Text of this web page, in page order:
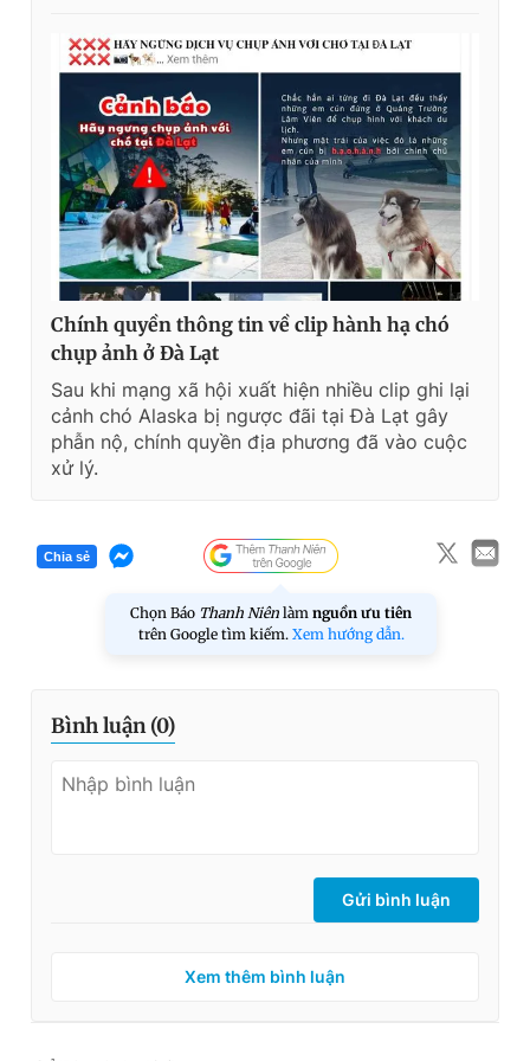
Chính quyền thông tin về clip hành hạ chó
chụp ảnh ở Đà Lạt
Sau khi mạng xã hội xuất hiện nhiều clip ghi lại
cảnh chó Alaska bị ngược đãi tại Đà Lạt gây
phẫn nộ, chính quyền địa phương đã vào cuộc
xử lý.
Chia sẻ
Chọn Báo Thanh Niên làm nguồn ưu tiên
trên Google tìm kiếm. Xem hướng dẫn.
Bình luận (0)
Gửi bình luận
Xem thêm bình luận